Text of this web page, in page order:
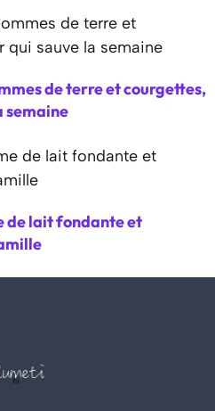
de terre et courgettes,
semaine
de lait fondante et